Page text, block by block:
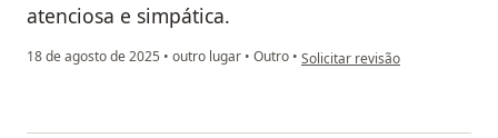
atenciosa e simpática.
18 de agosto de 2025 • outro lugar • Outro • na opinião do utilizador JR
Solicitar revisão